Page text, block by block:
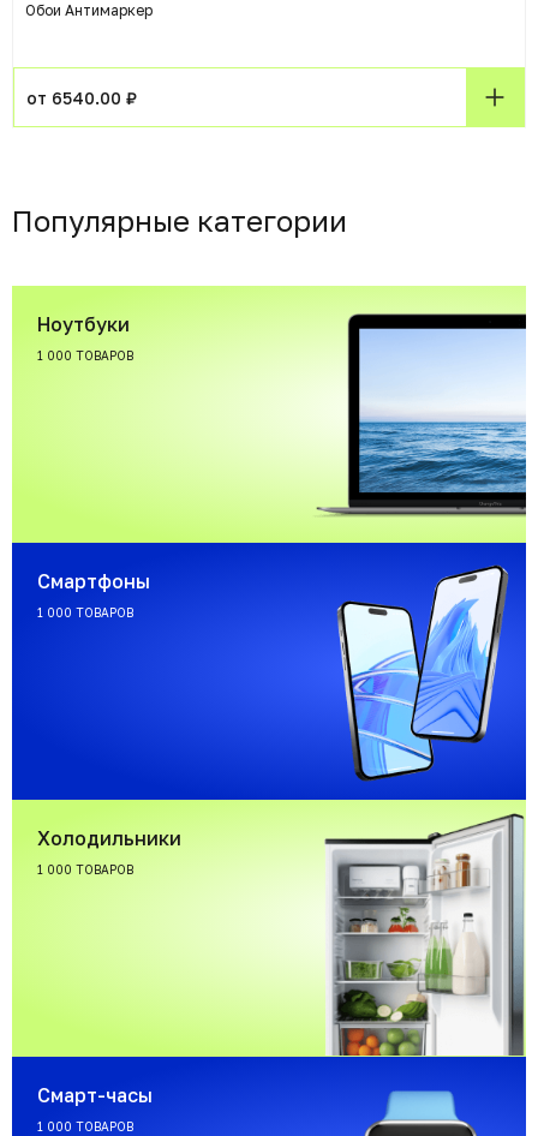
Обои Антимаркер
от 6540.00 ₽
Популярные категории
Ноутбуки
1 000 ТОВАРОВ
Смартфоны
1 000 ТОВАРОВ
Холодильники
1 000 ТОВАРОВ
Смарт-часы
1 000 ТОВАРОВ